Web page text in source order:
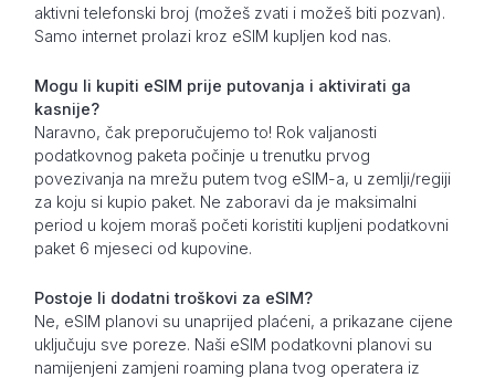
aktivni telefonski broj (možeš zvati i možeš biti pozvan).
Samo internet prolazi kroz eSIM kupljen kod nas.
Mogu li kupiti eSIM prije putovanja i aktivirati ga
kasnije?
Naravno, čak preporučujemo to! Rok valjanosti
podatkovnog paketa počinje u trenutku prvog
povezivanja na mrežu putem tvog eSIM-a, u zemlji/regiji
za koju si kupio paket. Ne zaboravi da je maksimalni
period u kojem moraš početi koristiti kupljeni podatkovni
paket 6 mjeseci od kupovine.
Postoje li dodatni troškovi za eSIM?
Ne, eSIM planovi su unaprijed plaćeni, a prikazane cijene
uključuju sve poreze. Naši eSIM podatkovni planovi su
namijenjeni zamjeni roaming plana tvog operatera iz